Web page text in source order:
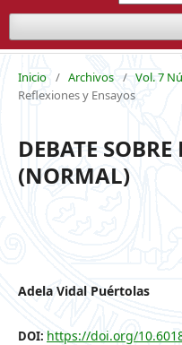
Inicio / Archivos / Vol. 7
Reflexiones y Ensayos
DEBATE SOBRE
(NORMAL)
Adela Vidal Puértolas
DOI: https://doi.org/